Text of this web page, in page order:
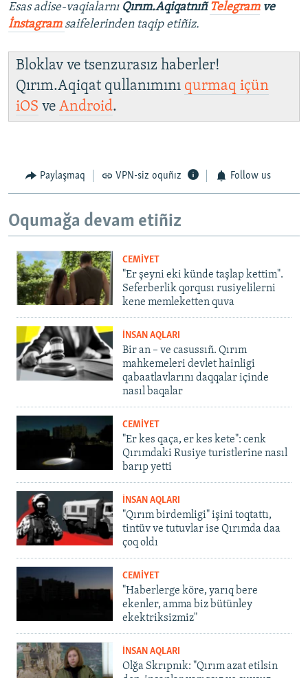
Esas adise-vaqialarnı Qırım.Aqiqatnıñ Telegramve
İnstagram saifelerinden taqip etiñiz.
Bloklav ve tsenzurasız haberler!
Qırım.Aqiqat qullanımını qurmaq içün
iOS ve Android.
Paylaşmaq VPN-siz oquñız Follow us
Oqumağa devam etiñiz
CEMİYET
"Er şeyni eki künde taşlap kettim".
Seferberlik qorqusı rusiyelilerni
kene memleketten quva
İNSAN AQLARI
Bir an – ve casussıñ. Qırım
mahkemeleri devlet hainligi
qabaatlavlarını daqqalar içinde
nasıl baqalar
CEMİYET
"Er kes qaça, er kes kete": cenk
Qırımdaki Rusiye turistlerine nasıl
barıp yetti
İNSAN AQLARI
"Qırım birdemligi" işini toqtattı,
tintüv ve tutuvlar ise Qırımda daa
çoq oldı
CEMİYET
"Haberlerge köre, yarıq bere
ekenler, amma biz bütünley
ekektriksizmiz"
İNSAN AQLARI
Olğa Skrıpnık: "Qırım azat etilsin